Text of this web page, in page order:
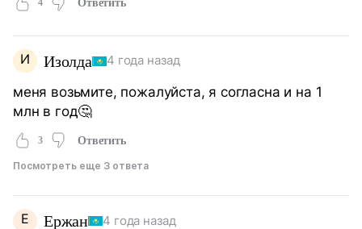
4 Ответить
И Изолда 4 года назад
меня возьмите, пожалуйста, я согласна и на 1
млн в год🤔
3 Ответить
Посмотреть еще 3 ответа
Е Ержан 4 года назад